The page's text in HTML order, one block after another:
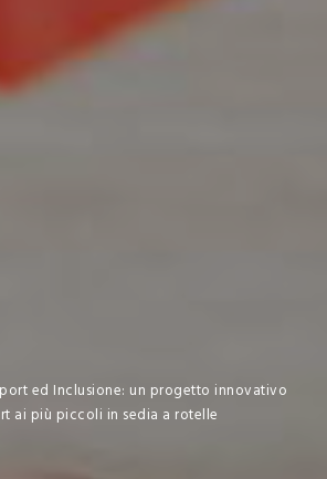
ed Inclusione: un progetto innovativo
ai più piccoli in sedia a rotelle